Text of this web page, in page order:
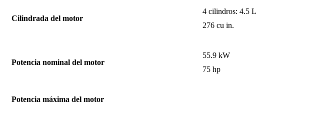
Cilindrada del motor
4 cilindros: 4.5 L
276 cu in.
Potencia nominal del motor
55.9 kW
75 hp
Potencia máxima del motor